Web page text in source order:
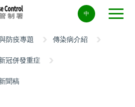
中
防疫專題 傳染病介紹
冠併發重症
聞稿